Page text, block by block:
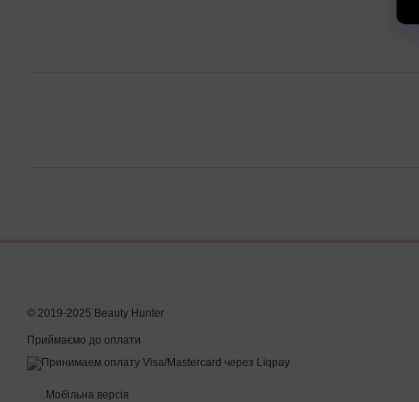
© 2019-2025 Beauty Hunter
Приймаємо до оплати
Мобільна версія